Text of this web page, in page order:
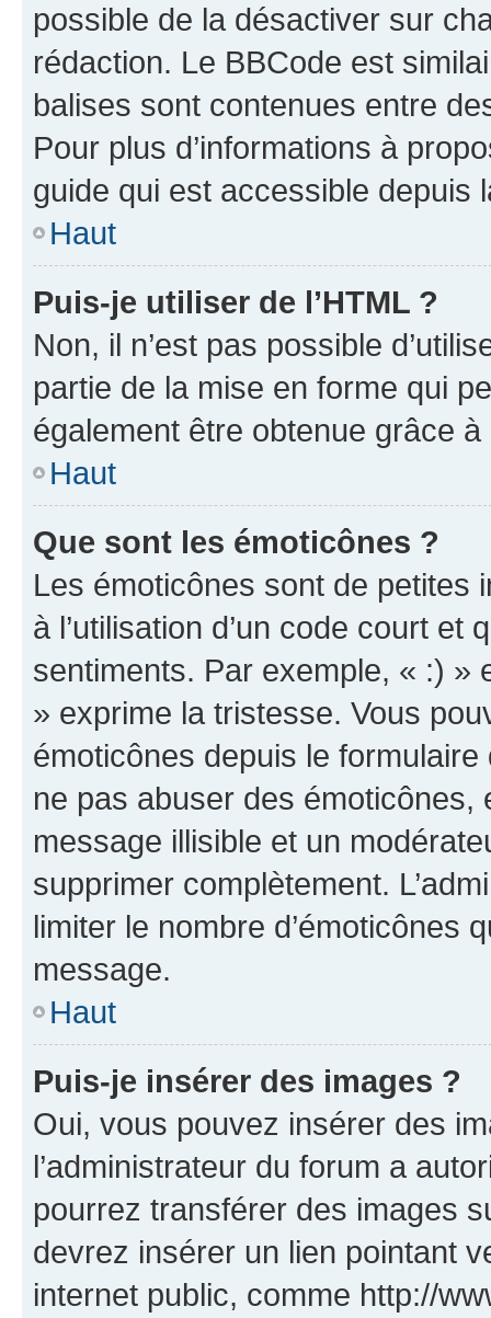
possible de la désactiver sur
rédaction. Le BBCode est
balises sont contenues entre
Pour plus d’informations à
guide qui est accessible depuis
Haut
Puis-je utiliser de l’HTML ?
Non, il n’est pas possible
partie de la mise en forme qui
également être obtenue grâce à
Haut
Que sont les émoticônes ?
Les émoticônes sont de petites
à l’utilisation d’un code court et
sentiments. Par exemple, « :) »
» exprime la tristesse. Vous
émoticônes depuis le
ne pas abuser des
message illisible et un
supprimer complètement.
limiter le nombre d’émoticônes
message.
Haut
Puis-je insérer des images ?
Oui, vous pouvez insérer des
l’administrateur du forum a
pourrez transférer des images
devrez insérer un lien pointant
internet public, comme http://